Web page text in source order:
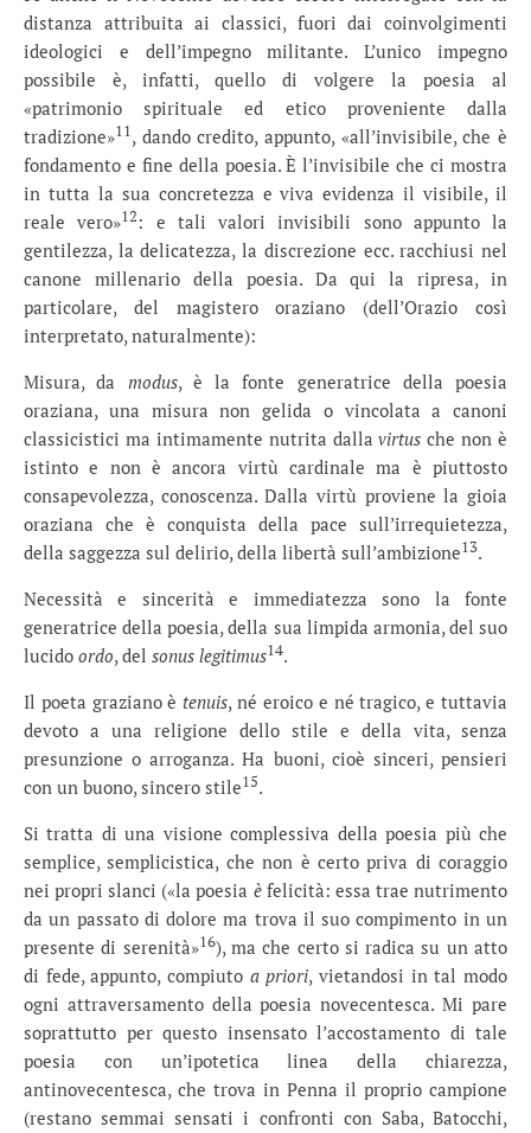
distanza attribuita ai classici, fuori dai coinvolgimenti
ideologici e dell’impegno militante. L’unico impegno
possibile è, infatti, quello di volgere la poesia al
«patrimonio spirituale ed etico proveniente dalla
tradizione»11, dando credito, appunto, «all’invisibile, che è
fondamento e fine della poesia. È l’invisibile che ci mostra
in tutta la sua concretezza e viva evidenza il visibile, il
reale vero»12: e tali valori invisibili sono appunto la
gentilezza, la delicatezza, la discrezione ecc. racchiusi nel
canone millenario della poesia. Da qui la ripresa, in
particolare, del magistero oraziano (dell’Orazio così
interpretato, naturalmente):
Misura, da modus, è la fonte generatrice della poesia
oraziana, una misura non gelida o vincolata a canoni
classicistici ma intimamente nutrita dallavirtus che non è
istinto e non è ancora virtù cardinale ma è piuttosto
consapevolezza, conoscenza. Dalla virtù proviene la gioia
oraziana che è conquista della pace sull’irrequietezza,
della saggezza sul delirio, della libertà sull’ambizione13.
Necessità e sincerità e immediatezza sono la fonte
generatrice della poesia, della sua limpida armonia, del suo
lucido ordo, del sonus legitimus14.
Il poeta graziano ètenuis, né eroico e né tragico, e tuttavia
devoto a una religione dello stile e della vita, senza
presunzione o arroganza. Ha buoni, cioè sinceri, pensieri
con un buono, sincero stile15.
Si tratta di una visione complessiva della poesia più che
semplice, semplicistica, che non è certo priva di coraggio
nei propri slanci («la poesia èfelicità: essa trae nutrimento
da un passato di dolore ma trova il suo compimento in un
presente di serenità»16), ma che certo si radica su un atto
di fede, appunto, compiuto a priori, vietandosi in tal modo
ogni attraversamento della poesia novecentesca. Mi pare
soprattutto per questo insensato l’accostamento di tale
poesia con un’ipotetica linea della chiarezza,
antinovecentesca, che trova in Penna il proprio campione
(restano semmai sensati i confronti con Saba, Batocchi,